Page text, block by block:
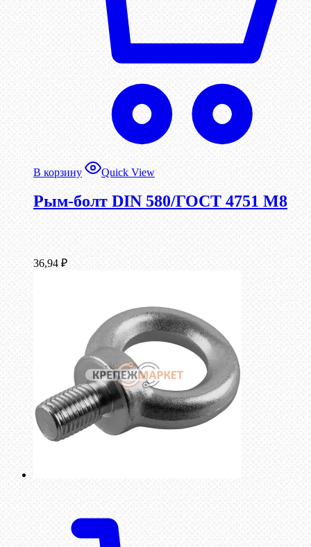
В корзину Quick View
Рым-болт DIN 580/ГОСТ 4751 М8
36,94 ₽